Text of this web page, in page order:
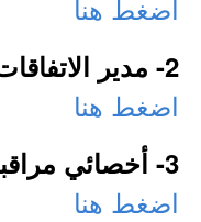
اضغط هنا
2- مدير الاتفاقات والمواءمة الاستراتيجية:
اضغط هنا
3- أخصائي مراقبة المحتوى المحلي:
اضغط هنا